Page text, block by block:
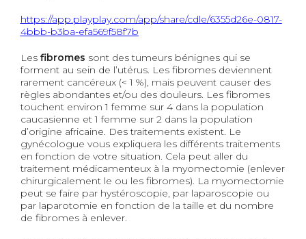
https://app.playplay.com/app/share/cdle/6355d26e-0817-
4bbb-b3ba-efa569f58f7b
Les fibromes sont des tumeurs bénignes qui se
forment au sein de l’utérus. Les fibromes deviennent
rarement cancéreux (< 1 %), mais peuvent causerdes
règles abondantes et/ou des douleurs. Les fibromes
touchent environ 1 femme sur 4 dans la population
caucasienne et1 femme sur 2 dans la population
d’origine africaine. Des traitements existent. Le
gynécologue vous expliquera les différents traitements
en fonction de votre situation. Cela peut aller du
traitement médicamenteux à la myomectomie (enlever
chirurgicalement le ou les fibromes). La myomectomie
peut se faire par hystéroscopie, par laparoscopie ou
par laparotomie en fonction de la taille et du nombre
de fibromes à enlever.